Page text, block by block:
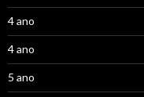
4 ano
4 ano
5 ano